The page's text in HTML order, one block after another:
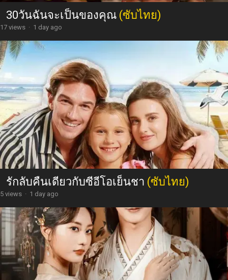
30วันฉันจะเป็นของคุณ (ซับไทย)
17 views · 1 day ago
รักลับคืนเดียวกับซีอีโอเย็นชา (ซับไทย)
5 views · 1 day ago